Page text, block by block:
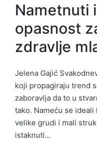
Nametnuti
opasnost
zdravlje
Jelena Gajić
koji propagiraju trend
zaboravlja da to u
tako. Nameću se
velike grudi i mali
istaknuti…